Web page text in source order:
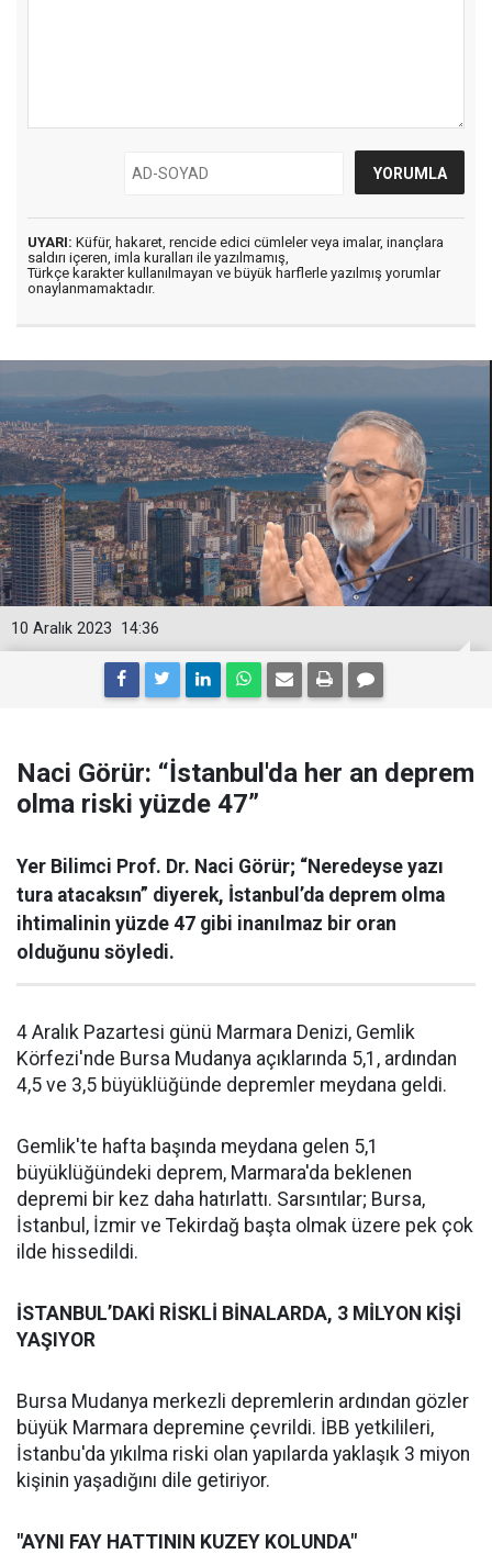
UYARI: Küfür, hakaret, rencide edici cümleler veya imalar, inançlara
saldırı içeren, imla kuralları ile yazılmamış,
Türkçe karakter kullanılmayan ve büyük harflerle yazılmış yorumlar
onaylanmamaktadır.
14:36
10 Aralık 2023
Naci Görür: “İstanbul'da her an deprem
olma riski yüzde 47”
Yer Bilimci Prof. Dr. Naci Görür; “Neredeyse yazı
tura atacaksın” diyerek, İstanbul’da deprem olma
ihtimalinin yüzde 47 gibi inanılmaz bir oran
olduğunu söyledi.
4 Aralık Pazartesi günü Marmara Denizi, Gemlik
Körfezi'nde Bursa Mudanya açıklarında 5,1, ardından
4,5 ve 3,5 büyüklüğünde depremler meydana geldi.
Gemlik'te hafta başında meydana gelen 5,1
büyüklüğündeki deprem, Marmara'da beklenen
depremi bir kez daha hatırlattı. Sarsıntılar; Bursa,
İstanbul, İzmir ve Tekirdağ başta olmak üzere pek çok
ilde hissedildi.
İSTANBUL’DAKİ RİSKLİ BİNALARDA, 3 MİLYON KİŞİ
YAŞIYOR
Bursa Mudanya merkezli depremlerin ardından gözler
büyük Marmara depremine çevrildi. İBB yetkilileri,
İstanbu'da yıkılma riski olan yapılarda yaklaşık 3 miyon
kişinin yaşadığını dile getiriyor.
"AYNI FAY HATTININ KUZEY KOLUNDA"